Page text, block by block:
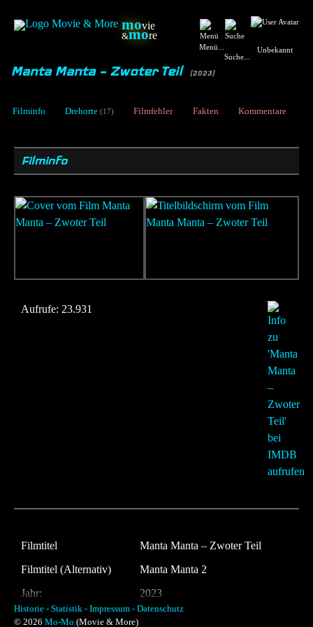
movie
&more
Menü...
Suche...
Unbekannt
Manta Manta – Zwoter Teil [2023]
Filminfo Drehorte (17) Filmfehler Fakten Kommentare
Filminfo
Aufrufe: 23.931
Filmtitel
Manta Manta – Zwoter Teil
Filmtitel (Alternativ)
Manta Manta 2
Jahr:
2023
Land:
Historie - Statistik - Impressum - Datenschutz
© 2026 Mo-Mo (Movie & More)